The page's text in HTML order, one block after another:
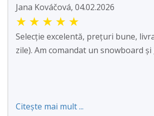
Jana Kováčová, 04.02.2026
★ ★ ★ ★ ★
Selecție excelentă, prețuri bune,
zile). Am comandat un snowboard
Citește mai mult ...